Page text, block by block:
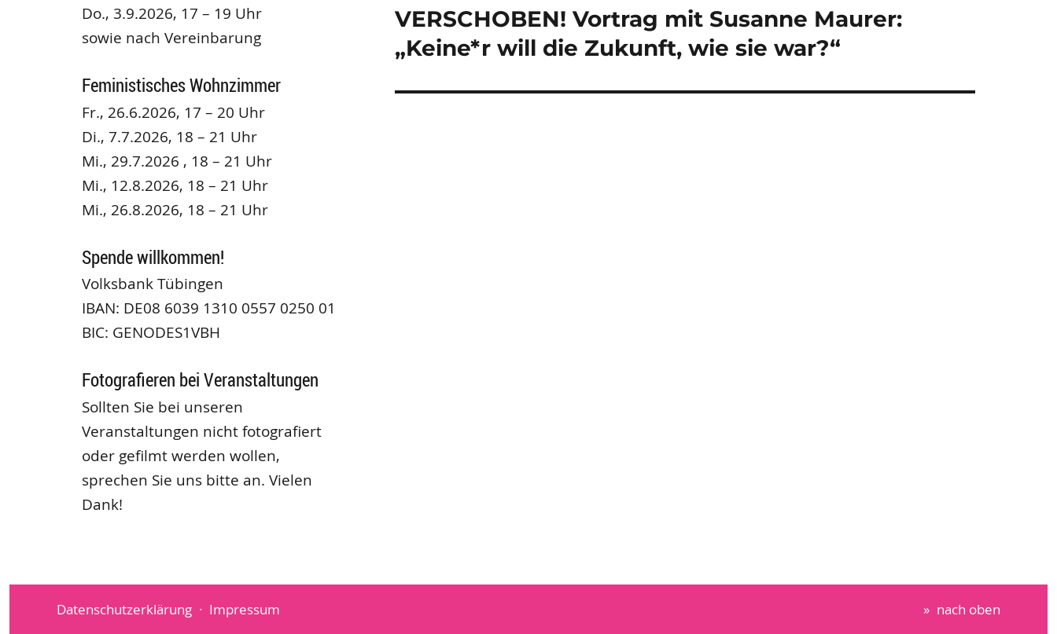
VERSCHOBEN! Vortrag mit Susanne Maurer:
„Keine*r will die Zukunft, wie sie war?“
Do., 3.9.2026, 17 – 19 Uhr
sowie nach Vereinbarung
Feministisches Wohnzimmer
Fr., 26.6.2026, 17 – 20 Uhr
Di., 7.7.2026, 18 – 21 Uhr
Mi., 29.7.2026 , 18 – 21 Uhr
Mi., 12.8.2026, 18 – 21 Uhr
Mi., 26.8.2026, 18 – 21 Uhr
Spende willkommen!
Volksbank Tübingen
IBAN: DE08 6039 1310 0557 0250 01
BIC: GENODES1VBH
Fotografieren bei Veranstaltungen
Sollten Sie bei unseren
Veranstaltungen nicht fotografiert
oder gefilmt werden wollen,
sprechen Sie uns bitte an. Vielen
Dank!
Datenschutzerklärung Impressum nach oben